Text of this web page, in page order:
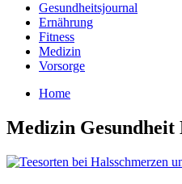
Gesundheitsjournal
Ernährung
Fitness
Medizin
Vorsorge
Home
Medizin